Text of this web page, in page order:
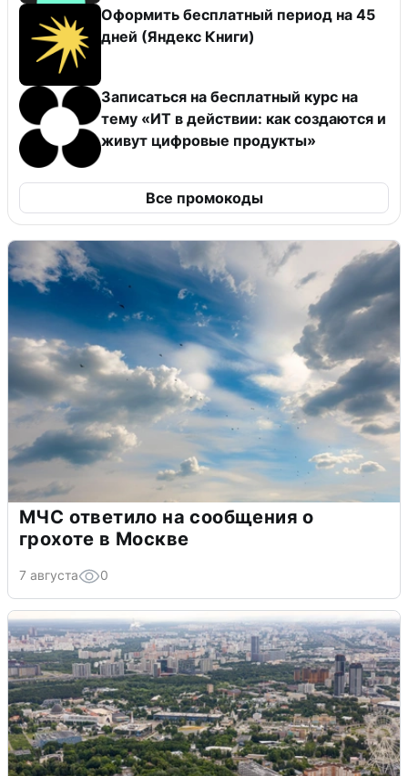
Оформить бесплатный период на 45
дней (Яндекс Книги)
Записаться на бесплатный курс на
тему «ИТ в действии: как создаются и
живут цифровые продукты»
Все промокоды
МЧС ответило на сообщения о
грохоте в Москве
7 августа 0